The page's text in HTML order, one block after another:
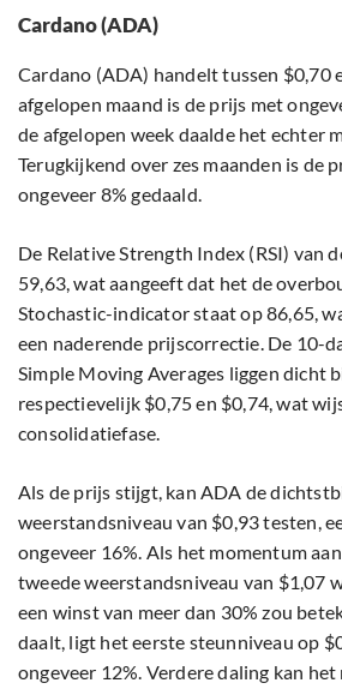
Cardano (ADA)
Cardano (ADA) handelt tussen $0,70
afgelopen maand is de prijs met
de afgelopen week daalde het echter
Terugkijkend over zes maanden is de
ongeveer 8% gedaald.
De Relative Strength Index (RSI) van
59,63, wat aangeeft dat het de
Stochastic-indicator staat op 86,65,
een naderende prijscorrectie. De 10-
Simple Moving Averages liggen dicht
respectievelijk $0,75 en $0,74, wat
consolidatiefase.
Als de prijs stijgt, kan ADA de
weerstandsniveau van $0,93 testen,
ongeveer 16%. Als het momentum
tweede weerstandsniveau van $1,07
een winst van meer dan 30% zou
daalt, ligt het eerste steunniveau op
ongeveer 12%. Verdere daling kan